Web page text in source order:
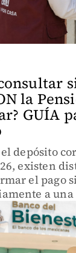
la
GUÍA
el depósito
existen
el pago
a una